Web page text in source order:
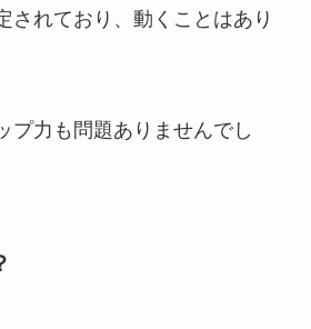
されており、動くことはあり
プ力も問題ありませんでし